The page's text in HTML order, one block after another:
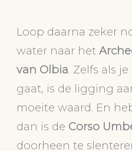
Loop daarna zeker
water naar het
van Olbia. Zelfs als
gaat, is de ligging
moeite waard. En
dan is de Corso
doorheen te